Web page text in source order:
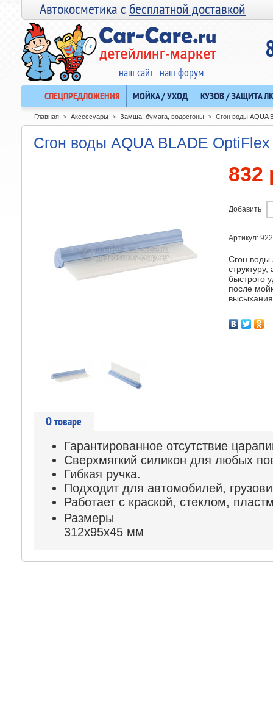
Автокосметика сбесплатной доставкой
наш сайт наш форум
СПЕЦПРЕДЛОЖЕНИЯ МОЙКА / УХОД КУЗОВ / ЗАЩИТА
Главная > Аксессуары > Замша, бумага, водосгоны > Сгон воды AQUA
Сгон воды AQUA BLADE
832
Добавить
Артикул:
Сгон воды
быстрого
после
О товаре
Гарантированное отсутствие
Сверхмягкий силикон для любых
Гибкая ручка.
Подходит для автомобилей,
Работает с краской, стеклом,
Размеры
312x95x45 мм